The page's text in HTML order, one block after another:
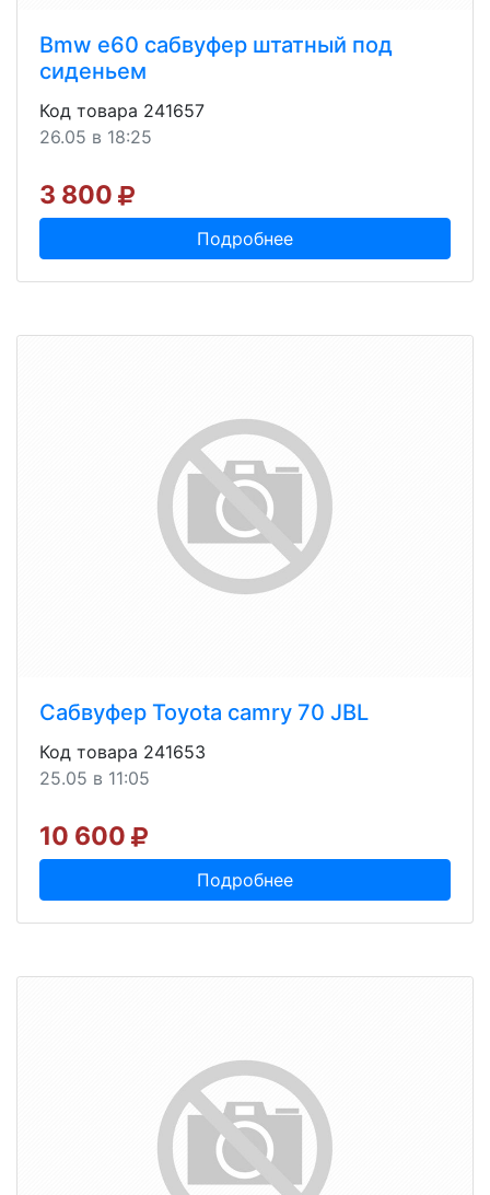
Bmw e60 сабвуфер штатный под
сиденьем
Код товара 241657
26.05 в 18:25
3 800
Подробнее
Сабвуфер Toyota camry 70 JBL
Код товара 241653
25.05 в 11:05
10 600
Подробнее